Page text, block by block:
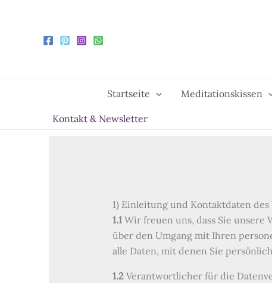
Startseite Meditationskissen
Kontakt & Newsletter
1) Einleitung und Kontaktdaten
1.1Wir freuen uns, dass Sie unsere
über den Umgang mit Ihren
alle Daten, mit denen Sie
1.2Verantwortlicher für die